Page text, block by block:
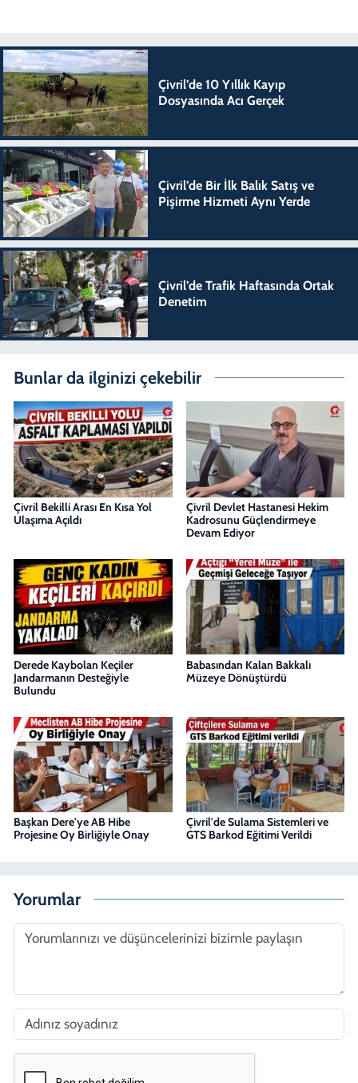
Çivril’de 10 Yıllık Kayıp
Dosyasında Acı Gerçek
Çivril’de Bir İlk Balık Satış ve
Pişirme Hizmeti Aynı Yerde
Çivril’de Trafik Haftasında Ortak
Denetim
Bunlar da ilginizi çekebilir
Çivril Bekilli Arası En Kısa Yol
Ulaşıma Açıldı
Çivril Devlet Hastanesi Hekim
Kadrosunu Güçlendirmeye
Devam Ediyor
Derede Kaybolan Keçiler
Jandarmanın Desteğiyle
Bulundu
Babasından Kalan Bakkalı
Müzeye Dönüştürdü
Başkan Dere'ye AB Hibe
Projesine Oy Birliğiyle Onay
Çivril'de Sulama Sistemleri ve
GTS Barkod Eğitimi Verildi
Yorumlar